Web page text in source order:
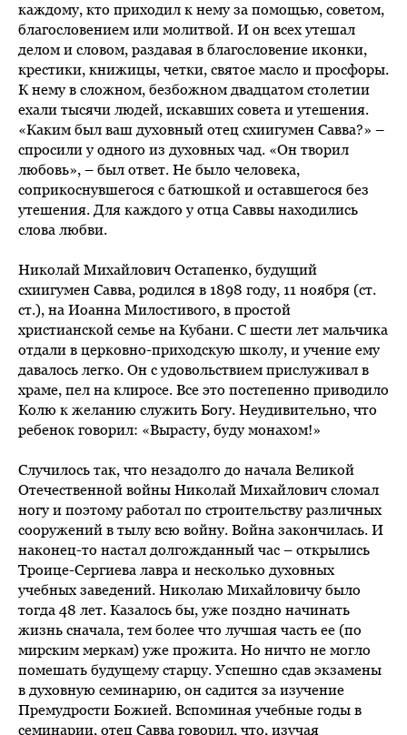
каждому, кто приходил к нему за помощью, советом,
благословением или молитвой. И он всех утешал
делом и словом, раздавая в благословение иконки,
крестики, книжицы, четки, святое масло и просфоры.
К нему в сложном, безбожном двадцатом столетии
ехали тысячи людей, искавших совета и утешения.
«Каким был ваш духовный отец схиигумен Савва?» –
спросили у одного из духовных чад. «Он творил
любовь», – был ответ. Не было человека,
соприкоснувшегося с батюшкой и оставшегося без
утешения. Для каждого у отца Саввы находились
слова любви.
Николай Михайлович Остапенко, будущий
схиигумен Савва, родился в 1898 году, 11 ноября (ст.
ст.), на Иоанна Милостивого, в простой
христианской семье на Кубани. С шести лет мальчика
отдали в церковно-приходскую школу, и учение ему
давалось легко. Он с удовольствием прислуживал в
храме, пел на клиросе. Все это постепенно приводило
Колю к желанию служить Богу. Неудивительно, что
ребенок говорил: «Вырасту, буду монахом!»
Случилось так, что незадолго до начала Великой
Отечественной войны Николай Михайлович сломал
ногу и поэтому работал по строительству различных
сооружений в тылу всю войну. Война закончилась. И
наконец-то настал долгожданный час – открылись
Троице-Сергиева лавра и несколько духовных
учебных заведений. Николаю Михайловичу было
тогда 48 лет. Казалось бы, уже поздно начинать
жизнь сначала, тем более что лучшая часть ее (по
мирским меркам) уже прожита. Но ничто не могло
помешать будущему старцу. Успешно сдав экзамены
в духовную семинарию, он садится за изучение
Премудрости Божией. Вспоминая учебные годы в
семинарии, отец Савва говорил, что, изучая